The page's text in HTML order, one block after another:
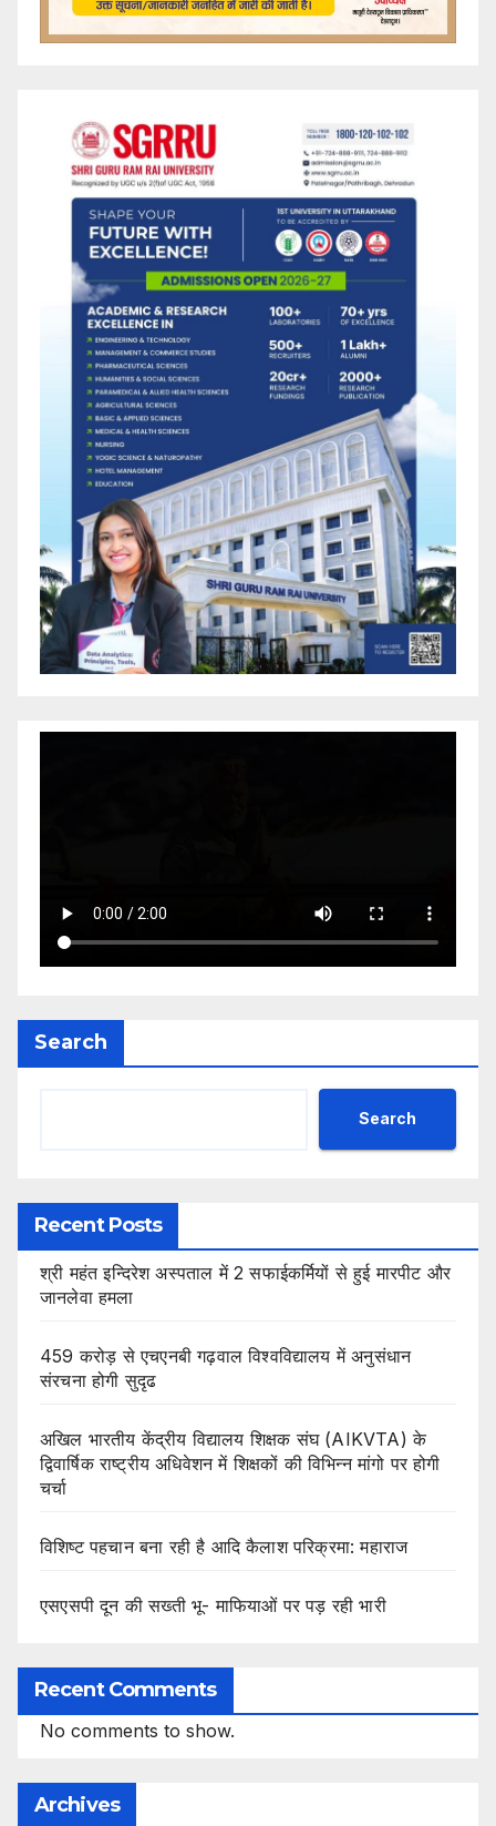
Search
Search
Recent Posts
श्री महंत इन्दिरेश अस्पताल में 2 सफाईकर्मियों से हुई मारपीट और
जानलेवा हमला
459 करोड़ से एचएनबी गढ़वाल विश्वविद्यालय में अनुसंधान
संरचना होगी सुदृढ
अखिल भारतीय केंद्रीय विद्यालय शिक्षक संघ (AIKVTA) के
द्विवार्षिक राष्ट्रीय अधिवेशन में शिक्षकों की विभिन्न मांगो पर होगी
चर्चा
विशिष्ट पहचान बना रही है आदि कैलाश परिक्रमा: महाराज
एसएसपी दून की सख्ती भू- माफियाओं पर पड़ रही भारी
Recent Comments
No comments to show.
Archives